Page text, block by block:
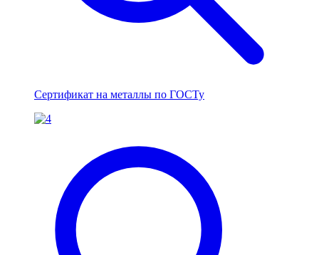
Сертификат на металлы по ГОСТу